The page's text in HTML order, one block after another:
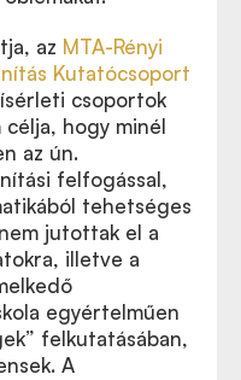
az MTA-Rényi
Kutatócsoport
csoportok
hogy minél
az ún.
felfogással,
tehetséges
jutottak el a
illetve a
egyértelműen
felkutatásában,
A